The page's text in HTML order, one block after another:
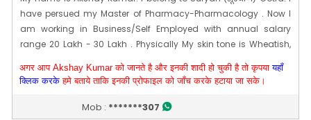
have persued my Master of Pharmacy-Pharmacology . Now I
am working in Business/Self Employed with annual salary
range 20 Lakh - 30 Lakh . Physically My skin tone is Wheatish,
date of birth is 12 [08] Aug 1995
Profile Last Updated ON : 08/03/2026 12:24 PM
अगर आप Akshay Kumar को जानते है और इनकी शादी हो चुकी है तो कृपयायहाँ
क्लिक करकेहमे बताये ताकि इनकी प्रोफाइल को जाँच करके हटाया जा सके।
Mob : *******307